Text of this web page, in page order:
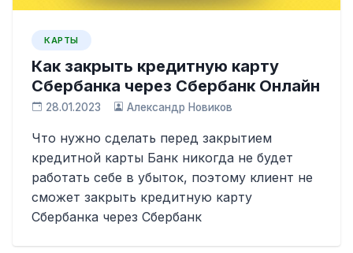
КАРТЫ
Как закрыть кредитную карту
Сбербанка через Сбербанк Онлайн
28.01.2023 Александр Новиков
Что нужно сделать перед закрытием
кредитной карты Банк никогда не будет
работать себе в убыток, поэтому клиент не
сможет закрыть кредитную карту
Сбербанка через Сбербанк